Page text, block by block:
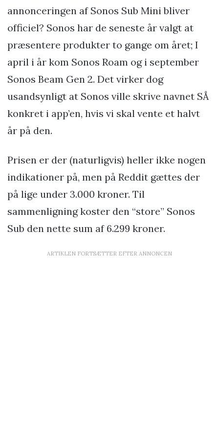
annonceringen af Sonos Sub Mini bliver
officiel? Sonos har de seneste år valgt at
præsentere produkter to gange om året; I
april i år kom Sonos Roam og i september
Sonos Beam Gen 2. Det virker dog
usandsynligt at Sonos ville skrive navnet SÅ
konkret i app’en, hvis vi skal vente et halvt
år på den.
Prisen er der (naturligvis) heller ikke nogen
indikationer på, men på Reddit gættes der
på lige under 3.000 kroner. Til
sammenligning koster den “store” Sonos
Sub den nette sum af 6.299 kroner.
ARTIKLEN FORTSÆTTER EFTER ANNONCEN